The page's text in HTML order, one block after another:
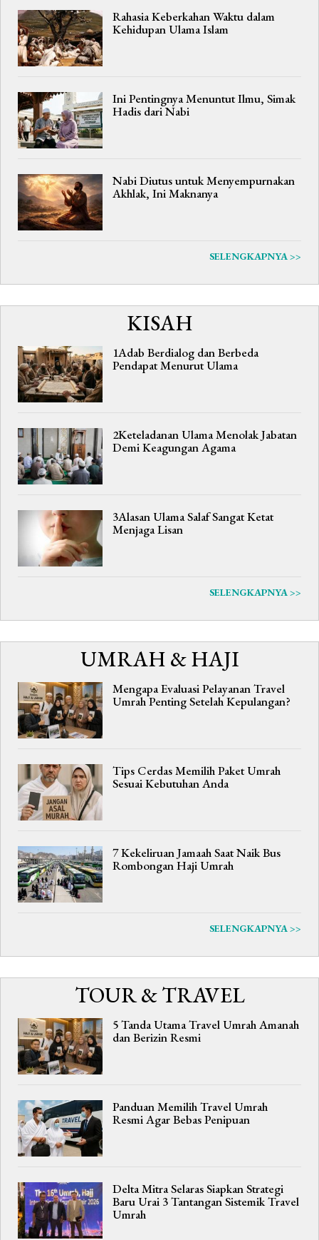
Rahasia Keberkahan Waktu dalam
Kehidupan Ulama Islam
Ini Pentingnya Menuntut Ilmu, Simak
Hadis dari Nabi
Nabi Diutus untuk Menyempurnakan
Akhlak, Ini Maknanya
SELENGKAPNYA >>
KISAH
1Adab Berdialog dan Berbeda
Pendapat Menurut Ulama
2Keteladanan Ulama Menolak Jabatan
Demi Keagungan Agama
3Alasan Ulama Salaf Sangat Ketat
Menjaga Lisan
SELENGKAPNYA >>
UMRAH & HAJI
Mengapa Evaluasi Pelayanan Travel
Umrah Penting Setelah Kepulangan?
Tips Cerdas Memilih Paket Umrah
Sesuai Kebutuhan Anda
7 Kekeliruan Jamaah Saat Naik Bus
Rombongan Haji Umrah
SELENGKAPNYA >>
TOUR & TRAVEL
5 Tanda Utama Travel Umrah Amanah
dan Berizin Resmi
Panduan Memilih Travel Umrah
Resmi Agar Bebas Penipuan
Delta Mitra Selaras Siapkan Strategi
Baru Urai 3 Tantangan Sistemik Travel
Umrah